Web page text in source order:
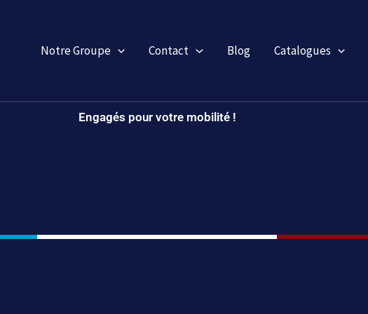
Notre Groupe Contact Blog Catalogues
Engagés pour votre mobilité !